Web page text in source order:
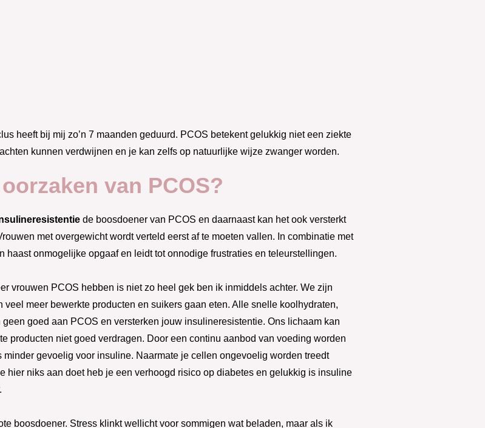
heeft bij mij zo’n 7 maanden geduurd. PCOS betekent gelukkig niet een ziekte
kunnen verdwijnen en je kan zelfs op natuurlijke wijze zwanger worden.
van PCOS?
de boosdoener van PCOS en daarnaast kan het ook versterkt
met overgewicht wordt verteld eerst af te moeten vallen. In combinatie met
haast onmogelijke opgaaf en leidt tot onnodige frustraties en teleurstellingen.
vrouwen PCOS hebben is niet zo heel gek ben ik inmiddels achter. We zijn
veel meer bewerkte producten en suikers gaan eten. Alle snelle koolhydraten,
goed aan PCOS en versterken jouw insulineresistentie. Ons lichaam kan
producten niet goed verdragen. Door een continu aanbod van voeding worden
gevoelig voor insuline. Naarmate je cellen ongevoelig worden treedt
hier niks aan doet heb je een verhoogd risico op diabetes en gelukkig is insuline
boosdoener. Stress klinkt wellicht voor sommigen wat beladen, maar als ik